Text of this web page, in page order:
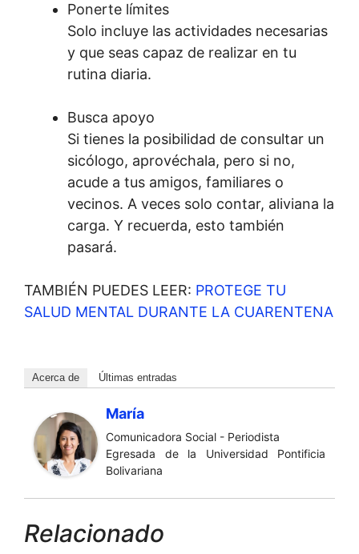
Ponerte límites
Solo incluye las actividades necesarias
y que seas capaz de realizar en tu
rutina diaria.
Busca apoyo
Si tienes la posibilidad de consultar un
sicólogo, aprovéchala, pero si no,
acude a tus amigos, familiares o
vecinos. A veces solo contar, aliviana la
carga. Y recuerda, esto también
pasará.
TAMBIÉN PUEDES LEER: PROTEGE TU
SALUD MENTAL DURANTE LA CUARENTENA
Acerca de Últimas entradas
María
Comunicadora Social - Periodista
Egresada de la Universidad Pontificia
Bolivariana
Relacionado